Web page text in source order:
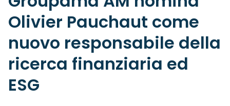
Olivier Pauchaut come
nuovo responsabile della
ricerca finanziaria ed
ESG